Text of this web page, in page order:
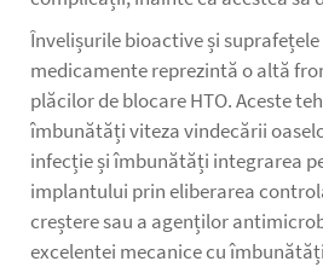
Învelișurile bioactive și
medicamente reprezintă o altă
plăcilor de blocare HTO. Aceste
îmbunătăți viteza vindecării
infecție și îmbunătăți integrarea
implantului prin eliberarea
creștere sau a agenților
excelentei mecanice cu